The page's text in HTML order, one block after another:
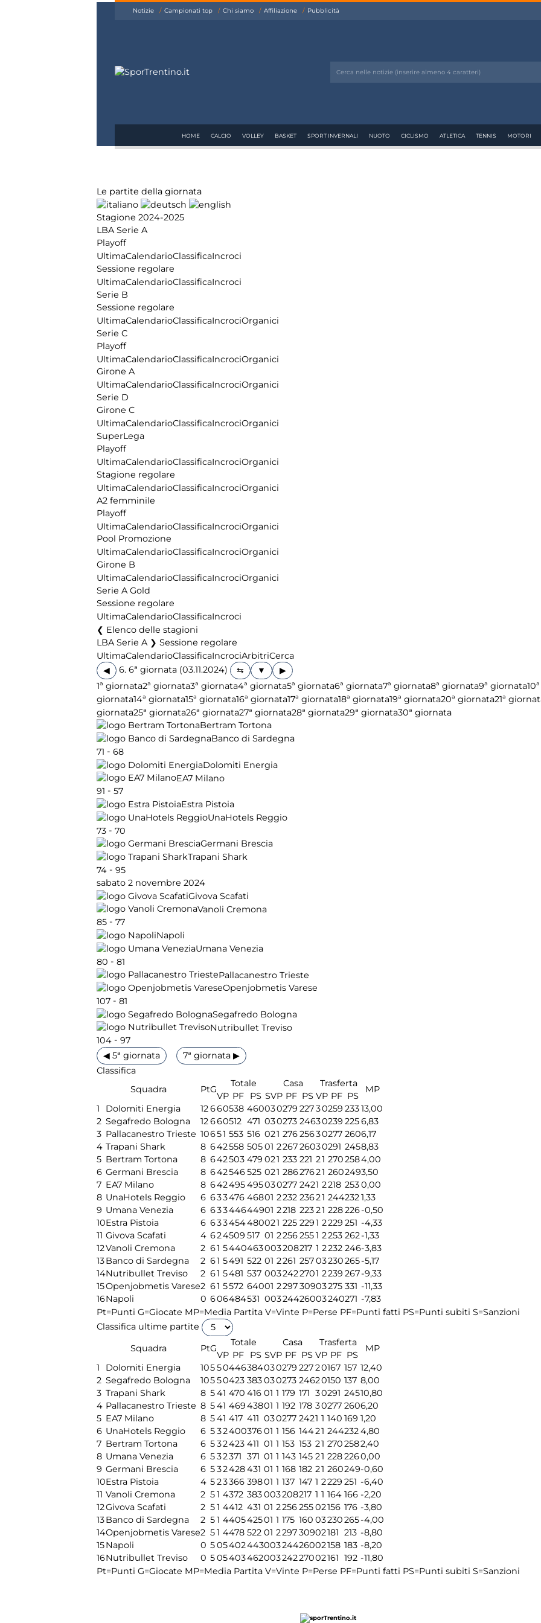
Notizie Campionati top Chi siamo Affiliazione Pubblicità
HOME CALCIO VOLLEY BASKET SPORT INVERNALI NUOTO CICLISMO ATLETICA TENNIS MOTORI
Le partite della giornata
Stagione 2024-2025
LBA Serie A
Playoff
UltimaCalendarioClassificaIncroci
Sessione regolare
UltimaCalendarioClassificaIncroci
Serie B
Sessione regolare
UltimaCalendarioClassificaIncrociOrganici
Serie C
Playoff
UltimaCalendarioClassificaIncrociOrganici
Girone A
UltimaCalendarioClassificaIncrociOrganici
Serie D
Girone C
UltimaCalendarioClassificaIncrociOrganici
SuperLega
Playoff
UltimaCalendarioClassificaIncrociOrganici
Stagione regolare
UltimaCalendarioClassificaIncrociOrganici
A2 femminile
Playoff
UltimaCalendarioClassificaIncrociOrganici
Pool Promozione
UltimaCalendarioClassificaIncrociOrganici
Girone B
UltimaCalendarioClassificaIncrociOrganici
Serie A Gold
Sessione regolare
UltimaCalendarioClassificaIncroci
Elenco delle stagioni
LBA Serie A ❯ Sessione regolare
UltimaCalendarioClassificaIncrociArbitriCerca
◀
6. 6ª giornata (03.11.2024)
▶
1ª giornata2ª giornata3ª giornata4ª giornata5ª giornata6ª giornata7ª giornata8ª giornata9ª giornata
giornata14ª giornata15ª giornata16ª giornata17ª giornata18ª giornata19ª giornata20ª giornata21ª
giornata25ª giornata26ª giornata27ª giornata28ª giornata29ª giornata30ª giornata
Bertram Tortona
Banco di Sardegna
71 - 68
Dolomiti Energia
EA7 Milano
91 - 57
Estra Pistoia
UnaHotels Reggio
73 - 70
Germani Brescia
Trapani Shark
74 - 95
sabato 2 novembre 2024
Givova Scafati
Vanoli Cremona
85 - 77
Napoli
Umana Venezia
80 - 81
Pallacanestro Trieste
Openjobmetis Varese
107 - 81
Segafredo Bologna
Nutribullet Treviso
104 - 97
◀ 5ª giornata
7ª giornata ▶
Classifica
Squadra
PtG
Totale Casa Trasferta
MP
VP PF PS SVP PF PS VP PF PS
1
Dolomiti Energia 12660538 460030279 22730259 23313,00
2 Segafredo Bologna 12660512 471 030273 24630239 2256,83
3 Pallacanestro Trieste 10651 553 516 021 27625630277 2606,17
4 Trapani Shark 8 642558 50501 226726030291 2458,83
5 Bertram Tortona 8 642503 479 021 233 221 21 2702584,00
6 Germani Brescia 8 642546525 021 28627621 2602493,50
7 EA7 Milano 8 642495495030277 2421 2218 2530,00
8 UnaHotels Reggio 6 633476 46801 2232 23621 2442321,33
9 Umana Venezia 6 63344644901 2218 22321 228226-0,50
10Estra Pistoia 6 633454480021 225 2291 2229 251 -4,33
11 Givova Scafati 4 624509 517 01 22562551 2253 262-1,33
12Vanoli Cremona 2 61 5440463003208217 1 2232 246-3,83
13Banco di Sardegna 2 61 5491 522 01 2261 25703230265-5,17
14Nutribullet Treviso 2 61 5481 537 0032422701 2239 267-9,33
15Openjobmetis Varese2 61 5572 64001 229730903275 331 -11,33
16Napoli 0 606484531 00324426003240271 -7,83
Pt=Punti G=Giocate MP=Media Partita V=Vinte P=Perse PF=Punti fatti PS=Punti subiti S=Sanzioni
Classifica ultime partite
Squadra
PtG
Totale Casa Trasferta
MP
VP PF PS SVP PF PS VP PF PS
1
Dolomiti Energia 10550446384030279 22720167 157 12,40
2 Segafredo Bologna 10550423 383030273 24620150 137 8,00
3 Trapani Shark 8 541 470 416 01 1 179 171 30291 24510,80
4 Pallacanestro Trieste 8 541 46943801 1 192 178 30277 2606,20
5 EA7 Milano 8 541 417 411 030277 2421 1 140 169 1,20
6 UnaHotels Reggio 6 53240037601 1 156 14421 2442324,80
7 Bertram Tortona 6 532423 411 01 1 153 153 21 2702582,40
8 Umana Venezia 6 532371 371 01 1 143 145 21 2282260,00
9 Germani Brescia 6 532428431 01 1 168 182 21 260249-0,60
10Estra Pistoia 4 523366 39801 1 137 147 1 2229 251 -6,40
11 Vanoli Cremona 2 51 4372 383003208217 1 1 164 166 -2,20
12Givova Scafati 2 51 4412 431 01 225625502156 176 -3,80
13Banco di Sardegna 2 51 440542501 1 175 160 03230265-4,00
14Openjobmetis Varese2 51 4478 522 01 229730902181 213 -8,80
15Napoli 0 50540244300324426002158 183 -8,20
16Nutribullet Treviso 0 50540346200324227002161 192 -11,80
Pt=Punti G=Giocate MP=Media Partita V=Vinte P=Perse PF=Punti fatti PS=Punti subiti S=Sanzioni